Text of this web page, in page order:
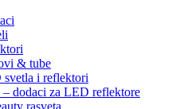
& tube
i reflektori
– dodaci za LED reflektore
rasveta